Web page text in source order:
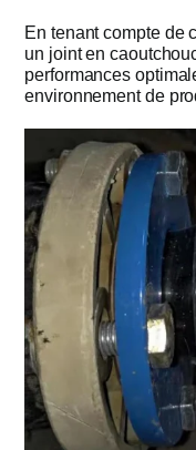
En tenant compte de
un joint en
performances
environnement de